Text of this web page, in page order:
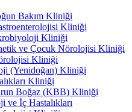
Bakım Kliniği
Kliniği
Kliniği
ve Çocuk Nörolojisi Kliniği
Kliniği
(Yenidoğan) Kliniği
Kliniği
Boğaz (KBB) Kliniği
ve İç Hastalıkları